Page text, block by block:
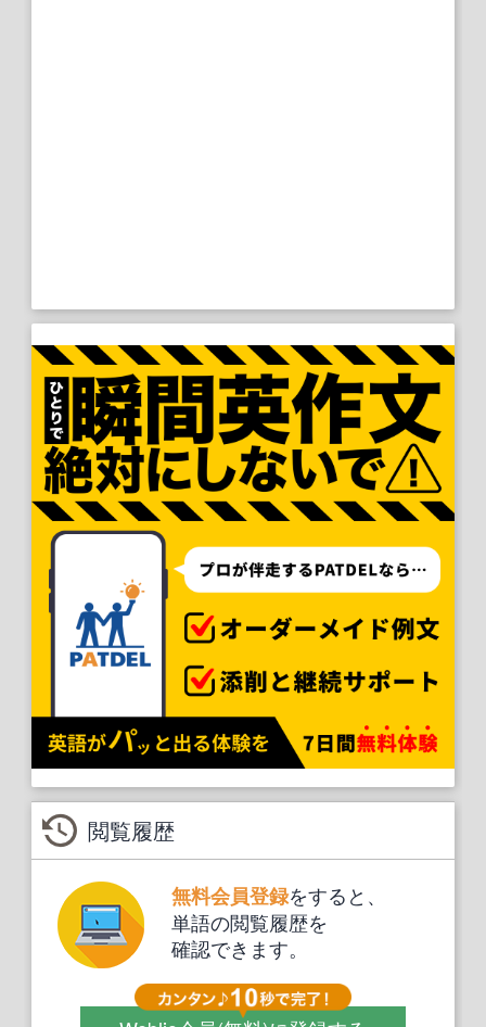
閲覧履歴
無料会員登録をすると、
単語の閲覧履歴を
確認できます。